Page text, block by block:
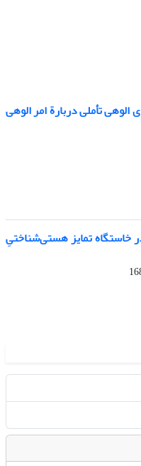
تأملی دربارة امر الوهی
خاستگاه تمایز هستی‌شناختیِ